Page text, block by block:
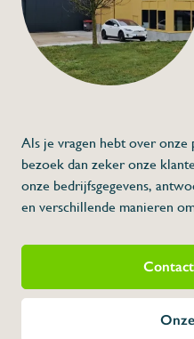
Als je vragen hebt over
bezoek dan zeker onze
onze bedrijfsgegevens,
en verschillende manieren